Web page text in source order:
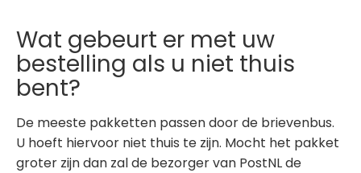
Wat gebeurt er met uw
bestelling als u niet thuis
bent?
De meeste pakketten passen door de brievenbus.
U hoeft hiervoor niet thuis te zijn. Mocht het pakket
groter zijn dan zal de bezorger van PostNL de